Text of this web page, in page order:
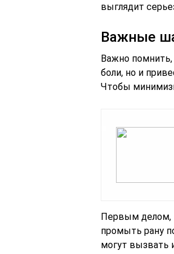
выглядит
Важные
Важно помнить,
боли, но и
Чтобы
Первым делом,
промыть рану
могут вызвать